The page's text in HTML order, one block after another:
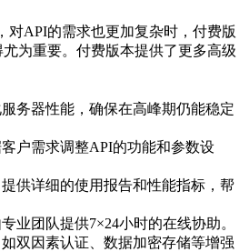
对API的需求也更加复杂时，付费版
为重要。付费版本提供了更多高级
务器性能，确保在高峰期仍能稳定
客户需求调整API的功能和参数设
供详细的使用报告和性能指标，帮
业团队提供7×24小时的在线协助。
双因素认证、数据加密存储等增强